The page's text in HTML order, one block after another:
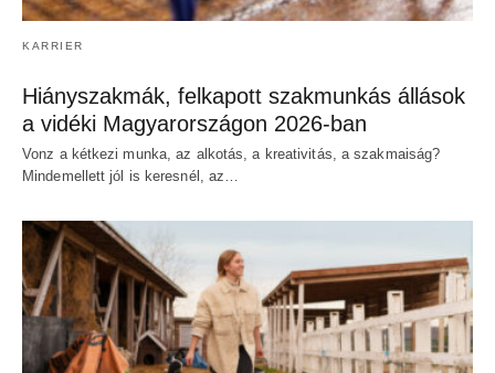
KARRIER
Hiányszakmák, felkapott szakmunkás állások
a vidéki Magyarországon 2026-ban
Vonz a kétkezi munka, az alkotás, a kreativitás, a szakmaiság?
Mindemellett jól is keresnél, az…